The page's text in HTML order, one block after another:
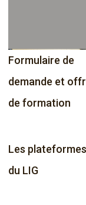
Formulaire de
demande et
de formation
Les plateformes
du LIG